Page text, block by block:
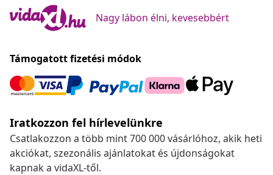
Nagy lábon élni, kevesebbért
Támogatott fizetési módok
Iratkozzon fel hírlevelünkre
Csatlakozzon a több mint 700 000 vásárlóhoz, akik heti
akciókat, szezonális ajánlatokat és újdonságokat
kapnak a vidaXL-től.